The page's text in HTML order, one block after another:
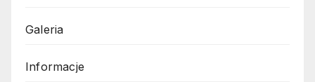
Galeria
Informacje